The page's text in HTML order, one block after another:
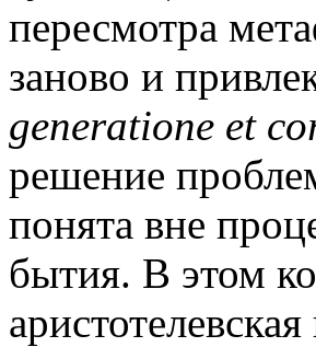
пересмотра
заново и
generatione et
решение
понята вне
бытия. В этом